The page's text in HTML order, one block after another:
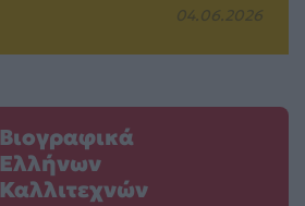
04.06.2026
Βιογραφικά
Ελλήνων
Καλλιτεχνών